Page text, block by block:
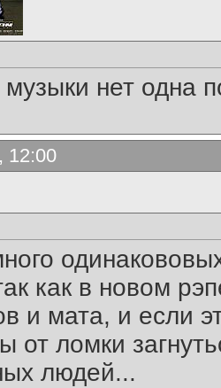
музыки нет одна
12:00
как в новом
и мата, и если
от ломки
людей...